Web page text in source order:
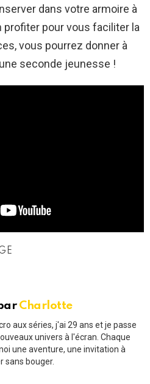
dans votre armoire à
pour vous faciliter la
vous pourrez donner à
seconde jeunesse !
Charlotte
aux séries, j'ai 29 ans et je passe
univers à l'écran. Chaque
une aventure, une invitation à
sans bouger.